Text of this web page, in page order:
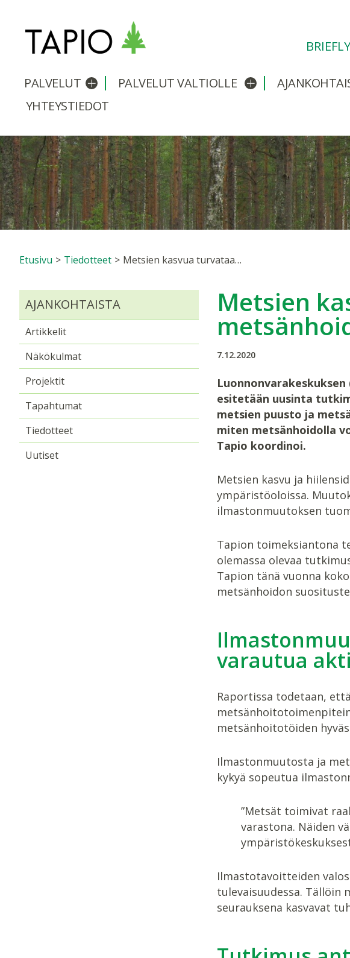
PALVELUT Avaa/sulje alavalikko
PALVELUT VALTIOLLE Avaa/sulje
YHTEYSTIEDOT
Etusivu > Tiedotteet > Metsien kasvua turvataan ilmastokestävällä metsänhoidolla
Metsien
7.12.2020
esitetään uusinta
metsien puusto ja
miten metsänhoidolla
Tapio koordinoi.
Metsien kasvu ja
ympäristöoloissa.
ilmastonmuutoksen
Tapion toimeksiantona
olemassa olevaa
Tapion tänä vuonna
metsänhoidon
varautua
Raportissa todetaan,
metsänhoitotöiden
Ilmastonmuutosta ja
kykyä sopeutua
”Metsät toimivat
varastona. Näiden
Ilmastotavoitteiden
tulevaisuudessa. Tällöin
seurauksena kasvavat
AJANKOHTAISTA
Artikkelit
Näkökulmat
Projektit
Tapahtumat
Tiedotteet
Uutiset